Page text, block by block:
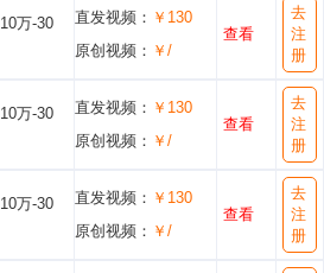
10万-30
直发视频： ￥130
原创视频： ￥/
查看
去
注
册
10万-30
直发视频： ￥130
原创视频： ￥/
查看
去
注
册
10万-30
直发视频： ￥130
原创视频： ￥/
查看
去
注
册